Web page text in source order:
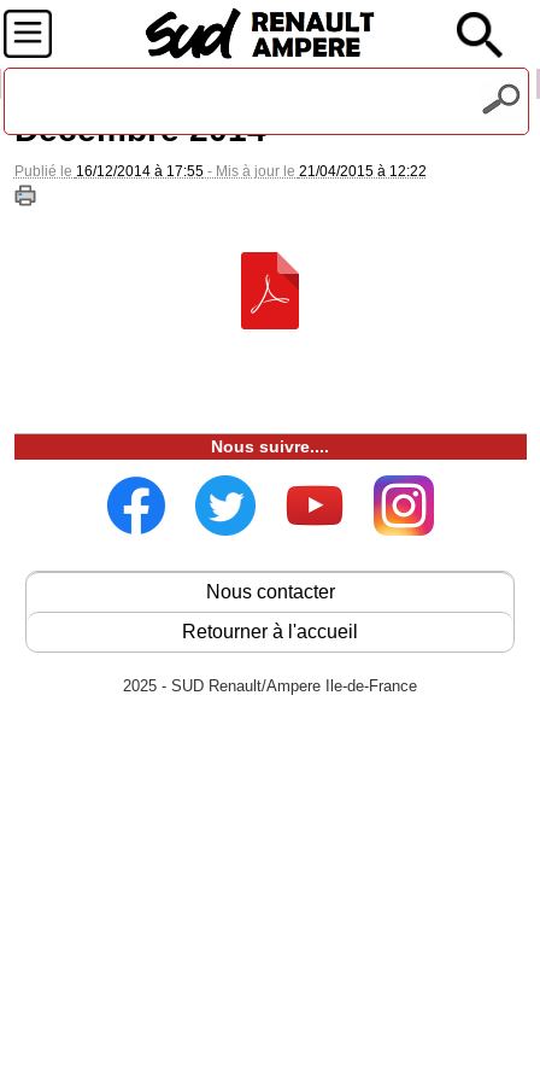
Décembre 2014
Publié le 16/12/2014 à 17:55- Mis à jour le 21/04/2015 à 12:22
Nous suivre....
Nous contacter
Retourner à l'accueil
2025 - SUD Renault/Ampere Ile-de-France